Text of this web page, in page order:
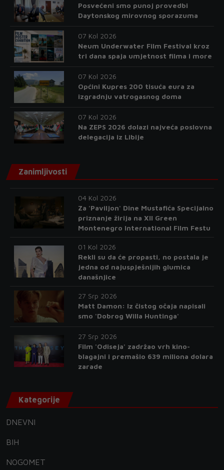
Posvećeni smo punoj provedbi
Daytonskog mirovnog sporazuma
07 Kol 2026
Neum Underwater Film Festival kroz
tri dana spaja umjetnost filma i more
07 Kol 2026
Općini Kupres 200 tisuća eura za
izgradnju vatrogasnog doma
07 Kol 2026
Na ZEPS 2026 dolazi najveća poslovna
delegacija iz Libije
Zanimljivosti
04 Kol 2026
Za 'Paviljon' Dine Mustafića Specijalno
priznanje žirija na XII Green
Montenegro International Film Festu
01 Kol 2026
Rekli su da će propasti, no postala je
jedna od najuspješnijih glumica
današnjice
27 Srp 2026
Matt Damon: Iz čistog očaja napisali
smo 'Dobrog Willa Huntinga'
27 Srp 2026
Film 'Odiseja' zadržao vrh kino-
blagajni i premašio 639 miliona dolara
zarade
Kategorije
DNEVNI
BIH
NOGOMET